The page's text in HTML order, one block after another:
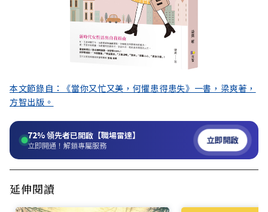
本文節錄自：《當你又忙又美，何懼患得患失》一書，梁爽著，
方智出版。
72%領先者已開啟【職場雷達】
立即開通！解鎖專屬服務 立即開啟
延伸閱讀